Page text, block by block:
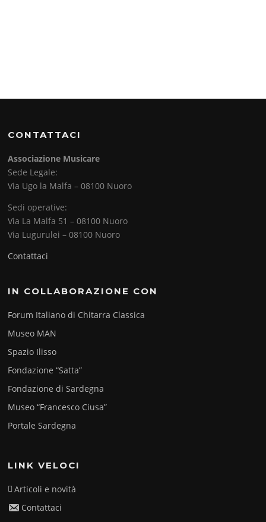
CONTATTACI
Associazione Musicare
Sede Legale:
Via Ugo la Malfa – 08100 Nuoro
Sedi operative:
Via La Malfa 51 – 08100 Nuoro
Via Lugurulei – 08100 Nuoro
Contattaci
IN COLLABORAZIONE CON
Forum Italiano di Chitarra Classica
Museo MAN
Spazio Ilisso
Fondazione “Satta”
Fondazione di Sardegna
Museo “Francesco Ciusa”
Portale Sardegna
LINK VELOCI
Articoli e novità
Contattaci